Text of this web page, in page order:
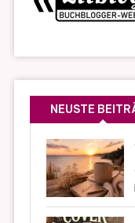
NEUSTE